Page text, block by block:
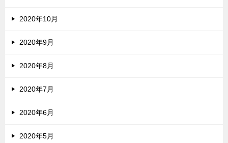
2020年10月
2020年9月
2020年8月
2020年7月
2020年6月
2020年5月